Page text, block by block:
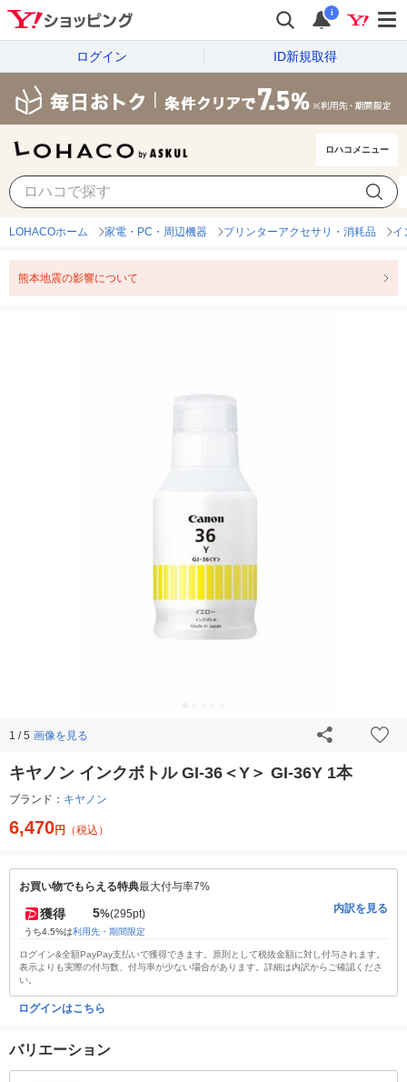
i
ログイン ID新規取得
ロハコメニュー
LOHACOホーム 家電・PC・周辺機器 プリンターアクセサリ・消耗品 イ
熊本地震の影響について
1 / 5 画像を見る
キヤノン インクボトル GI-36＜Y＞ GI-36Y 1本
ブランド： キヤノン
6,470円 （税込）
お買い物でもらえる特典最大付与率7%
獲得 5%(295pt)
うち4.5%は利用先・期間限定
内訳を見る
ログイン&全額PayPay支払いで獲得できます。原則として税抜金額に対し付与されます。
表示よりも実際の付与数、付与率が少ない場合があります。詳細は内訳からご確認くださ
い。
ログインはこちら
バリエーション